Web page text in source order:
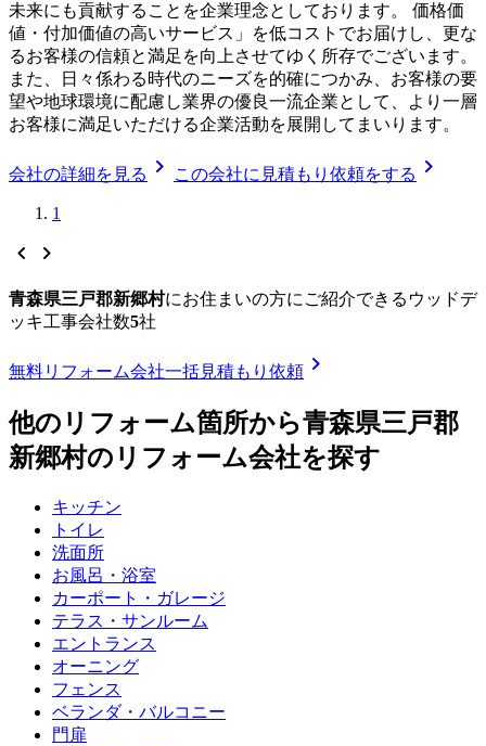
未来にも貢献することを企業理念としております。 価格価
値・付加価値の高いサービス」を低コストでお届けし、更な
るお客様の信頼と満足を向上させてゆく所存でございます。
また、日々係わる時代のニーズを的確につかみ、お客様の要
望や地球環境に配慮し業界の優良一流企業として、より一層
お客様に満足いただける企業活動を展開してまいります。
会社の詳細を見る chevron_right この会社に見積もり依頼をする chevron_right
1
chevron_left chevron_right
青森県三戸郡新郷村にお住まいの方にご紹介できる ウッドデ
ッキ工事会社数5社
無料リフォーム会社一括見積もり依頼 chevron_right
他のリフォーム箇所から青森県三戸郡
新郷村のリフォーム会社を探す
キッチン
トイレ
洗面所
お風呂・浴室
カーポート・ガレージ
テラス・サンルーム
エントランス
オーニング
フェンス
ベランダ・バルコニー
門扉